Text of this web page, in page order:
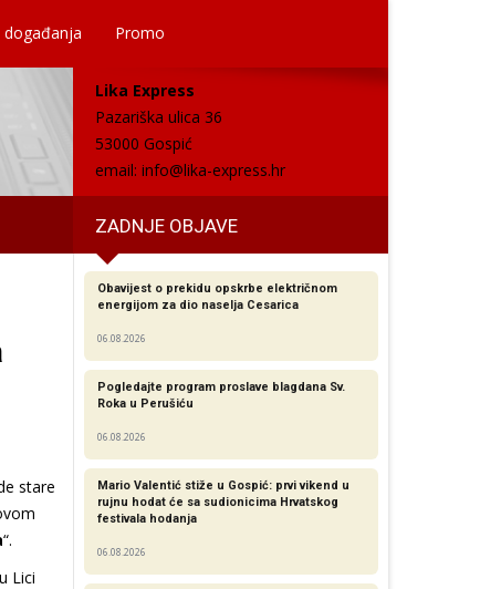
događanja Promo
Lika Express
Pazariška ulica 36
53000 Gospić
email: info@lika-express.hr
ZADNJE OBJAVE
stare
“.
Lici
Obavijest o prekidu opskrbe električnom
energijom za dio naselja Cesarica
06.08.2026
Pogledajte program proslave blagdana Sv.
Roka u Perušiću
06.08.2026
Mario Valentić stiže u Gospić: prvi vikend u
rujnu hodat će sa sudionicima Hrvatskog
festivala hodanja
06.08.2026